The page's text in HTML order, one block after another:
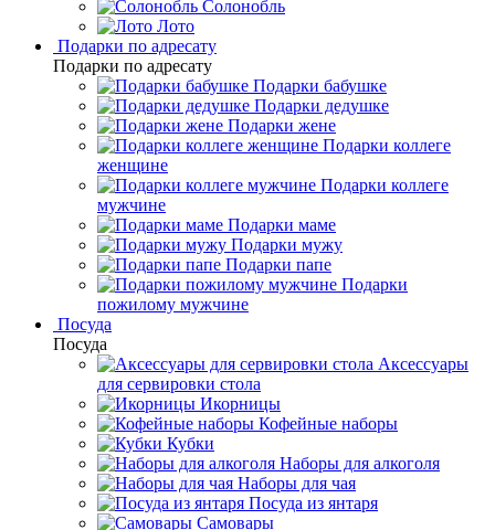
Солонобль
Лото
Подарки по адресату
Подарки по адресату
Подарки бабушке
Подарки дедушке
Подарки жене
Подарки коллеге
женщине
Подарки коллеге
мужчине
Подарки маме
Подарки мужу
Подарки папе
Подарки
пожилому мужчине
Посуда
Посуда
Аксессуары
для сервировки стола
Икорницы
Кофейные наборы
Кубки
Наборы для алкоголя
Наборы для чая
Посуда из янтаря
Самовары